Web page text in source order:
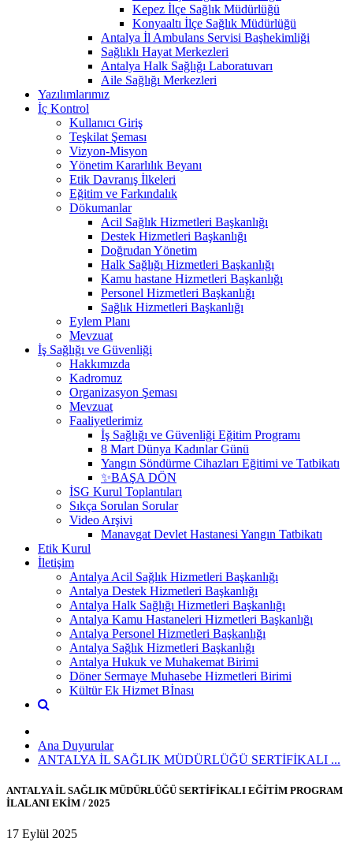
Kepez İlçe Sağlık Müdürlüğü
Konyaaltı İlçe Sağlık Müdürlüğü
Antalya İl Ambulans Servisi Başhekimliği
Sağlıklı Hayat Merkezleri
Antalya Halk Sağlığı Laboratuvarı
Aile Sağlığı Merkezleri
Yazılımlarımız
İç Kontrol
Kullanıcı Giriş
Teşkilat Şeması
Vizyon-Misyon
Yönetim Kararlılık Beyanı
Etik Davranış İlkeleri
Eğitim ve Farkındalık
Dökumanlar
Acil Sağlık Hizmetleri Başkanlığı
Destek Hizmetleri Başkanlığı
Doğrudan Yönetim
Halk Sağlığı Hizmetleri Başkanlığı
Kamu hastane Hizmetleri Başkanlığı
Personel Hizmetleri Başkanlığı
Sağlık Hizmetleri Başkanlığı
Eylem Planı
Mevzuat
İş Sağlığı ve Güvenliği
Hakkımızda
Kadromuz
Organizasyon Şeması
Mevzuat
Faaliyetlerimiz
İş Sağlığı ve Güvenliği Eğitim Programı
8 Mart Dünya Kadınlar Günü
Yangın Söndürme Cihazları Eğitimi ve Tatbikatı
✨BAŞA DÖN
İSG Kurul Toplantıları
Sıkça Sorulan Sorular
Video Arşivi
Manavgat Devlet Hastanesi Yangın Tatbikatı
Etik Kurul
İletişim
Antalya Acil Sağlık Hizmetleri Başkanlığı
Antalya Destek Hizmetleri Başkanlığı
Antalya Halk Sağlığı Hizmetleri Başkanlığı
Antalya Kamu Hastaneleri Hizmetleri Başkanlığı
Antalya Personel Hizmetleri Başkanlığı
Antalya Sağlık Hizmetleri Başkanlığı
Antalya Hukuk ve Muhakemat Birimi
Döner Sermaye Muhasebe Hizmetleri Birimi
Kültür Ek Hizmet Bİnası
Ana Duyurular
ANTALYA İL SAĞLIK MÜDÜRLÜĞÜ SERTİFİKALI ...
ANTALYA İL SAĞLIK MÜDÜRLÜĞÜ SERTİFİKALI EĞİTİM PROGRAM
İLALANI EKİM / 2025
17 Eylül 2025